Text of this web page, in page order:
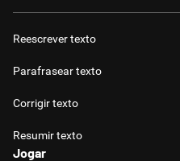
Humanizador de IA
Cata-letras
Conexões
Reescrever texto
Parafrasear texto
Corrigir texto
Resumir texto
Jogar